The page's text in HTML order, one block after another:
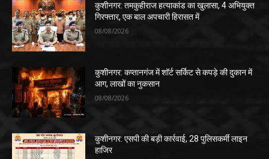
कुशीनगर: तमकुहीराज हत्याकांड का खुलासा, 4 अभियुक्त
गिरफ्तार, एक बाल अपचारी हिरासत में
08/08/2026
कुशीनगर: कप्तानगंज में शॉर्ट सर्किट से कपड़े की दुकान में
आग, लाखों का नुकसान
08/08/2026
कुशीनगर: एसपी की बड़ी कार्रवाई, 28 पुलिसकर्मी लाइन
हाजिर